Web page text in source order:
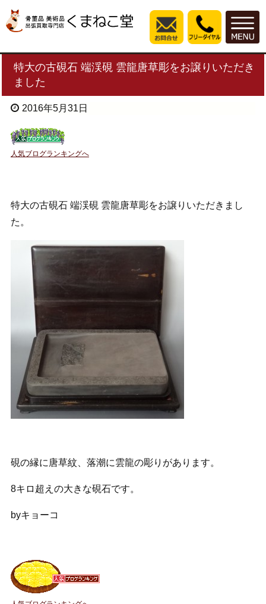
特大の古硯石 端渓硯 雲龍唐草彫をお譲りいただき
ました
2016年5月31日
人気ブログランキングへ
特大の古硯石 端渓硯 雲龍唐草彫をお譲りいただきまし
た。
硯の縁に唐草紋、落潮に雲龍の彫りがあります。
8キロ超えの大きな硯石です。
byキョーコ